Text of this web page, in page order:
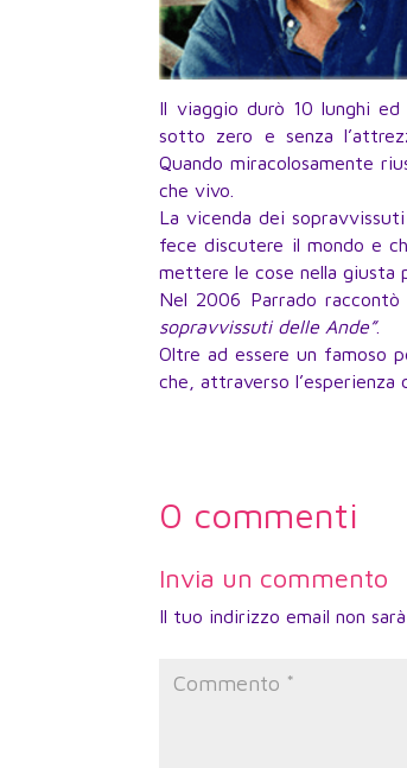
Il viaggio durò 10 lunghi
sotto zero e senza
Quando miracolosamente
che vivo.
La vicenda dei
fece discutere il mondo e
mettere le cose nella giusta
Nel 2006 Parrado
sopravvissuti delle Ande”.
Oltre ad essere un famoso
che, attraverso
0 commenti
Invia un commento
Il tuo indirizzo email non